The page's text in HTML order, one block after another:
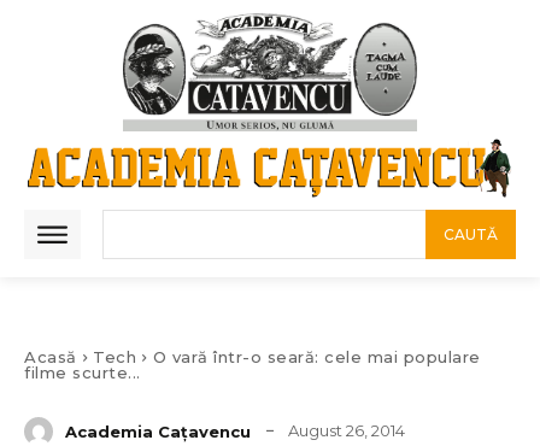
CAUTĂ
Acasă Tech
O vară într-o seară: cele mai populare
filme scurte...
Academia Caţavencu August 26, 2014